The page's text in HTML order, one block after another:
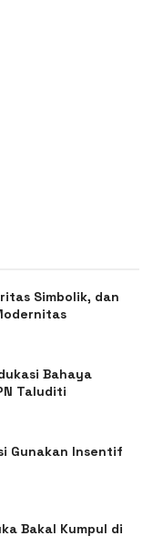
Simbolik, dan
Bahaya
Taluditi
Gunakan Insentif
Bakal Kumpul di